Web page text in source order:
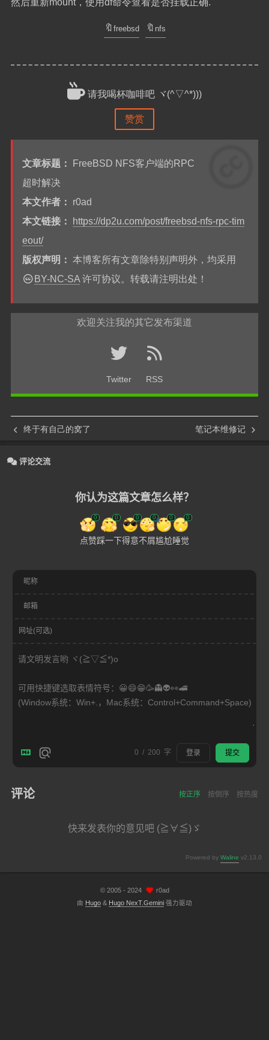
然后重新mount，使用df命令查看是否挂载正确.
freebsd nfs
请我喝杯咖啡吧 ヾ(^▽^*)))
赞赏
文章标题：
FreeBSD NFS客户端的RPC
超时解决
本文作者： r0ad
本文链接：
https://dp2u.com/post/freebsd-nfs-rpc-tim
eout/
版权声明： 本博客所有文章除特别声明外，均采用
BY-NC-SA 许可协议。转载请注明出处！
欢迎关注我的其它发布渠道
Twitter RSS
终于有自己的窝了 笔记本维修记
评论交流
你认为这篇文章怎么样？
0
点赞
0
踩一下
0
得意
0
不屑
0
尴尬
0
睡觉
昵称
邮箱
网址(可选)
0 / 200 字 登录 提交
评论 按正序 按倒序 按热度
快来发表你的意见吧 (≧∀≦)ゞ
Powered by Waline v2.13.0
© 2005 - 2024
r0ad
由 Hugo & Hugo NexT.Gemini 强力驱动